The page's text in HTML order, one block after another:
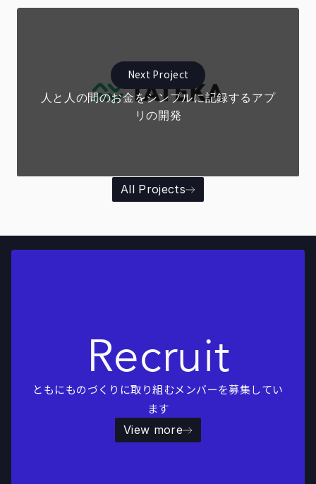
Next Project
人と人の間のお金をシンプルに記録するアプ
リの開発
All Projects
Recruit
ともにものづくりに取り組むメンバーを募集してい
ます
View more